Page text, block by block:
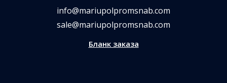
info@mariupolpromsnab.com
sale@mariupolpromsnab.com
Бланк заказа